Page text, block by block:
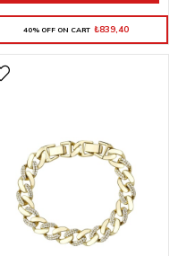
40% OFF ON CART ₺839,40